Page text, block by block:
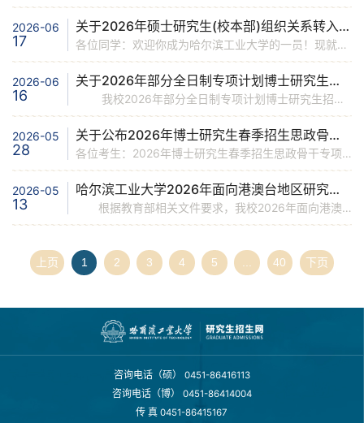
2026-06
17
关于2026年硕士研究生(校本部)组织关系转入、户口迁移、档案转寄的说明
各位同学：欢迎你成为哈尔滨工业大学的一员！现就我校新生入学的组织关系、档案及户口迁移等事宜说明如下：1．党、团组织关系党组织关系：自带党组织关系介绍信，入学报到后，组织关系介绍信交到各学院（学部）的学生工作办公室。党组织关系具体填写说明如下：介绍信抬头：中共哈尔滨工业大学委员会组织部具体转入单位：哈尔滨工业大学 XX 党委团组织关系：通过“智慧团建”系统线上办理团组织关系转接，学生团组织关系由各学院（学部）接收，接收信息详见各学院（学部）通知或联系学院（学部）团委书记。请勿直接转入哈尔滨工业大学团委。2．户口迁移：黑龙江省考生按照哈尔滨户政处文件要求不再办理户口迁移手续。
2026-06
16
关于2026年部分全日制专项计划博士研究生补报名的通知
我校2026年部分全日制专项计划博士研究生招生尚未完成，现进行补充报名。 一、补报专项计划专项计划名称学院导师姓名联系方式中国星网航天学院李玉庆bradley@hit.edu.cn航天学院郭延宁guoyn@hit.edu.cn军科院航天学院晁涛chaotao2000@163.com航天学院谭立国tanliguo@hit.edu.cn崖州湾实验室生医学部史明/李立会shiming@hit.edu.cn乾元实验室航天学院孙光辉guanghuisun@hit.edu.cn辽宁实验室材料学院刘建鹏jpliu@lam.ln.
2026-05
28
关于公布2026年博士研究生春季招生思政骨干专项计划材料审核结果的通知
各位考生：2026年博士研究生春季招生思政骨干专项计划材料审核工作已经完成，博士生招生专家组根据申请者的申请材料以及导师和学科的意见，确定通过材料审核的名单，现予以公布。 报名号姓名是否考核外语2026040005庞东贺考核外语2026040004刘鹏霖考核外语2026040007王悦力考核外语2026040012王超免考外语2026040002孙永川免考外语2026040003贾迪考核外语 思政骨干专项考核将于5月31日进行，考核采用线上考核形式，具体安排由经管学院通知。联系人：郭老师 86414016
2026-05
13
哈尔滨工业大学2026年面向港澳台地区研究生招生复试分数线及考核相关事项通知
根据教育部相关文件要求，我校2026年面向港澳台地区研究生招生复试工作由各招生学院负责，具体说明如下。 一、复试基本分数线 我校2026年面向港澳台地区硕士研究生招生考试复试基本分数线为：初试总分80分。 我校2026年面向港澳台地区博士研究生招生考试采取“申请-考核”方式，博士研究生初试统考成绩仅作为参考，不设定复试基本分数线。
上页 1 2 3 4 5 40 下页
咨询电话（硕） 0451-86416113
咨询电话（博） 0451-86414004
传 真 0451-86415167